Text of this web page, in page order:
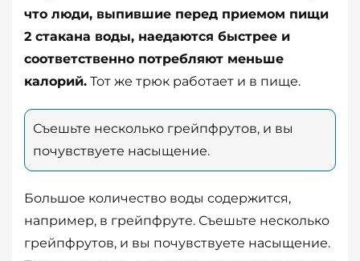
что люди, выпившие перед приемом пищи
2 стакана воды, наедаются быстрее и
соответственно потребляют меньше
калорий. Тот же трюк работает и в пище.
Съешьте несколько грейпфрутов, и вы
почувствуете насыщение.
Большое количество воды содержится,
например, в грейпфруте. Съешьте несколько
грейпфрутов, и вы почувствуете насыщение.